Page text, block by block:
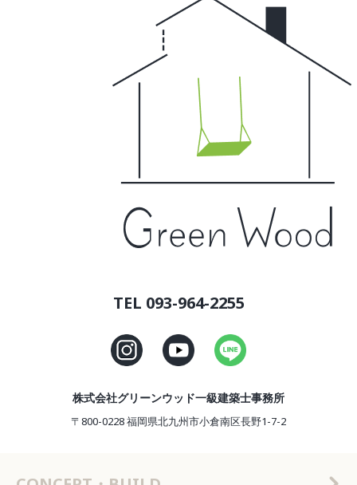
TEL 093-964-2255
株式会社グリーンウッド一級建築士事務所
〒800-0228 福岡県北九州市小倉南区長野1-7-2